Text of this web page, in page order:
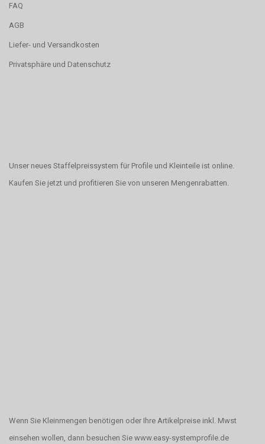
FAQ
AGB
Liefer- und Versandkosten
Privatsphäre und Datenschutz
Unser neues Staffelpreissystem für Profile und Kleinteile ist online.
Kaufen Sie jetzt und profitieren Sie von unseren Mengenrabatten.
Wenn Sie Kleinmengen benötigen oder Ihre Artikelpreise inkl. Mwst
einsehen wollen, dann besuchen Sie www.easy-systemprofile.de